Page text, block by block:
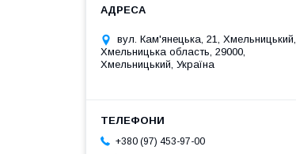
вул. Кам'янецька, 21, Хмельницький,
Хмельницька область, 29000,
Хмельницький, Україна
+380 (97) 453-97-00